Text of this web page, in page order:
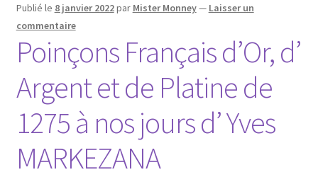
Publié le 8 janvier 2022par Mister Monney— Laisser un
commentaire
Poinçons Français d’Or, d’
Argent et de Platine de
1275 à nos jours d’ Yves
MARKEZANA